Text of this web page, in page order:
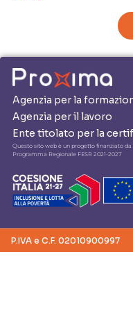
Agenzia per la
Agenzia per il lavoro
Ente titolato per la
Questo sito web è un progetto finanziato da
Programma Regionale FESR 2021-2027
P.IVA e C.F. 02010900997